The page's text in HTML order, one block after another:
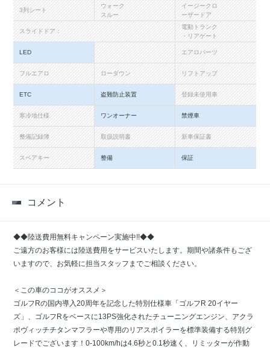
3列シート
ウォーク
スルー
イージークロ
ーザードア
スライドドア：
電動トランク
・リアゲート
LED エアロパーツ
フルエアロ ローダウン リフトアップ
ETC 盗難防止装置 登録未使用車
寒冷地仕様 ワンオーナー 禁煙車
整備記録簿 取扱説明書 新車保証書
スペアキー 整備 保証
コメント
◆◆陸送費用無料キャンペーン実施中!!◆◆
ご遠方のお客様には陸送費用をサービスいたします。期間や諸条件もござ
いますので、お気軽に担当スタッフまでご相談ください。
＜この車のココがオススメ＞
ゴルフRの国内導入20周年を記念した特別仕様車「ゴルフR 20イヤー
ズ」、ゴルフRをベースに13PS強化されたチューニングエンジン、アクラ
ポヴィッチチタンマフラーや専用のリアスポイラーを標準装備する特別グ
レードでございます！0-100km/hは4.6秒と0.1秒速く、リミッターが作動